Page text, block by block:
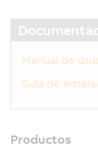
Manual de
Guía de
Productos